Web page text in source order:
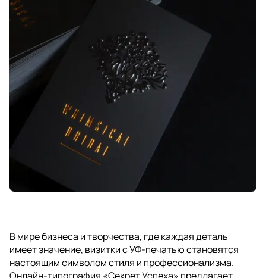
В мире бизнеса и творчества, где каждая деталь
имеет значение, визитки с УФ-печатью становятся
настоящим символом стиля и профессионализма.